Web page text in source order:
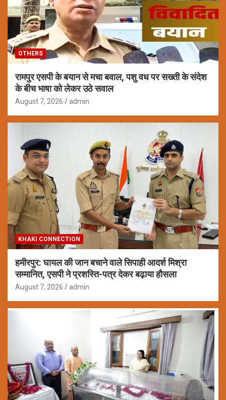
OTHERS
रामपुर एसपी के बयान से मचा बवाल, पशु वध पर सख्ती के संदेश
के बीच भाषा को लेकर उठे सवाल
August 7, 2026 admin
KHAKI CONNECTION
हमीरपुर: घायल की जान बचाने वाले सिपाही आदर्श मिश्रा
सम्मानित, एसपी ने प्रशस्ति-पत्र देकर बढ़ाया हौसला
August 7, 2026 admin